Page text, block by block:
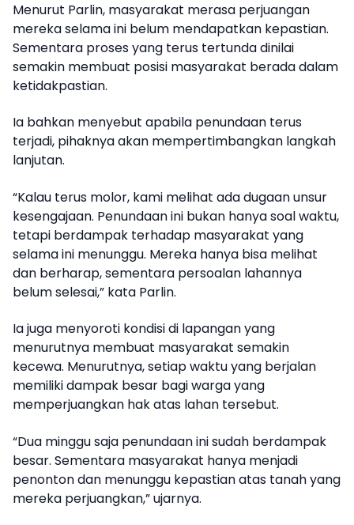
Menurut Parlin, masyarakat merasa perjuangan
mereka selama ini belum mendapatkan kepastian.
Sementara proses yang terus tertunda dinilai
semakin membuat posisi masyarakat berada dalam
ketidakpastian.
Ia bahkan menyebut apabila penundaan terus
terjadi, pihaknya akan mempertimbangkan langkah
lanjutan.
“Kalau terus molor, kami melihat ada dugaan unsur
kesengajaan. Penundaan ini bukan hanya soal waktu,
tetapi berdampak terhadap masyarakat yang
selama ini menunggu. Mereka hanya bisa melihat
dan berharap, sementara persoalan lahannya
belum selesai,” kata Parlin.
Ia juga menyoroti kondisi di lapangan yang
menurutnya membuat masyarakat semakin
kecewa. Menurutnya, setiap waktu yang berjalan
memiliki dampak besar bagi warga yang
memperjuangkan hak atas lahan tersebut.
“Dua minggu saja penundaan ini sudah berdampak
besar. Sementara masyarakat hanya menjadi
penonton dan menunggu kepastian atas tanah yang
mereka perjuangkan,” ujarnya.